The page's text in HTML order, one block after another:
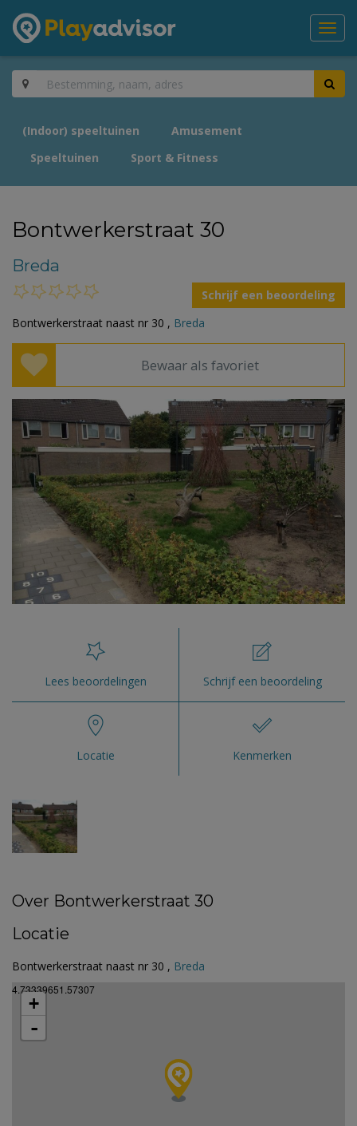
(Indoor) speeltuinen
Amusement
Speeltuinen
Sport & Fitness
Bontwerkerstraat 30
Breda
Schrijf een beoordeling
Bontwerkerstraat naast nr 30 , Breda
Bewaar als favoriet
Lees beoordelingen Schrijf een beoordeling
Locatie Kenmerken
Over Bontwerkerstraat 30
Locatie
Bontwerkerstraat naast nr 30 , Breda
4.73339651.57307
+
-